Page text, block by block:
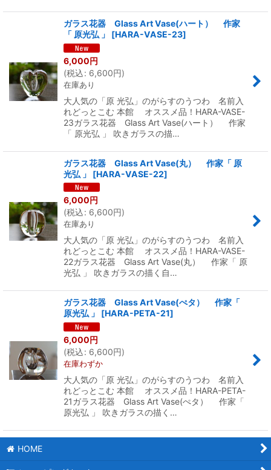
ガラス花器 Glass Art Vase(ハート） 作家
「 原光弘 」
[HARA-VASE-23]
6,000円
(税込: 6,600円)
在庫あり
大人気の「原 光弘」のがらすのうつわ 名前入
れどっとこむ 本館 オススメ品！HARA-VASE-
23ガラス花器 Glass Art Vase(ハート） 作家
「 原光弘 」 吹きガラスの描…
ガラス花器 Glass Art Vase(丸） 作家「 原
光弘 」
[HARA-VASE-22]
6,000円
(税込: 6,600円)
在庫あり
大人気の「原 光弘」のがらすのうつわ 名前入
れどっとこむ 本館 オススメ品！HARA-VASE-
22ガラス花器 Glass Art Vase(丸） 作家「 原
光弘 」 吹きガラスの描く自…
ガラス花器 Glass Art Vase(ぺタ） 作家「
原光弘 」
[HARA-PETA-21]
6,000円
(税込: 6,600円)
在庫わずか
大人気の「原 光弘」のがらすのうつわ 名前入
れどっとこむ 本館 オススメ品！HARA-PETA-
21ガラス花器 Glass Art Vase(ぺタ） 作家「
原光弘 」 吹きガラスの描く…
HOME